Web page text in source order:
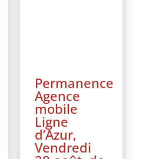
Permanence
Agence
mobile
Ligne
d’Azur,
Vendredi